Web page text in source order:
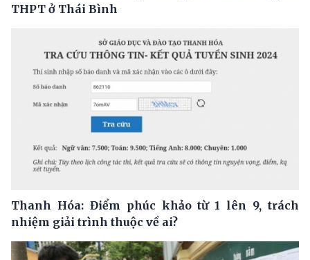
THPT ở Thái Bình
Thanh Hóa: Điểm phúc khảo từ 1 lên 9, trách
nhiệm giải trình thuộc về ai?